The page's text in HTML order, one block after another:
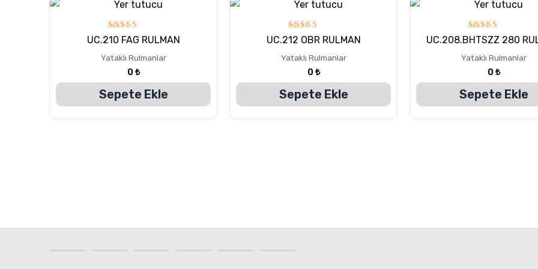
5
üzerinden
oy aldı
UC.210 FAG RULMAN
Yataklı Rulmanlar
0 ₺
Sepete Ekle
5
üzerinden
oy aldı
UC.212 OBR RULMAN
Yataklı Rulmanlar
0 ₺
Sepete Ekle
5
üzerinden
oy aldı
UC.208.BHTSZZ 280
Yataklı Rulmanlar
0 ₺
Sepete Ekle